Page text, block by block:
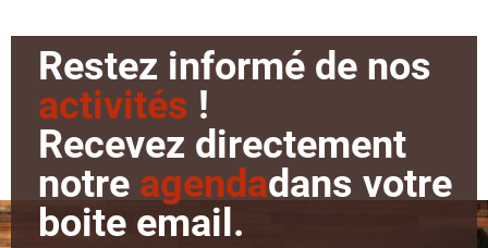
Restez informé de nos
activités !
Recevez directement
notre agendadans votre
boite email.